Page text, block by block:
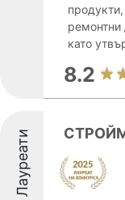
ремонтни
като
8.2
Лауреати